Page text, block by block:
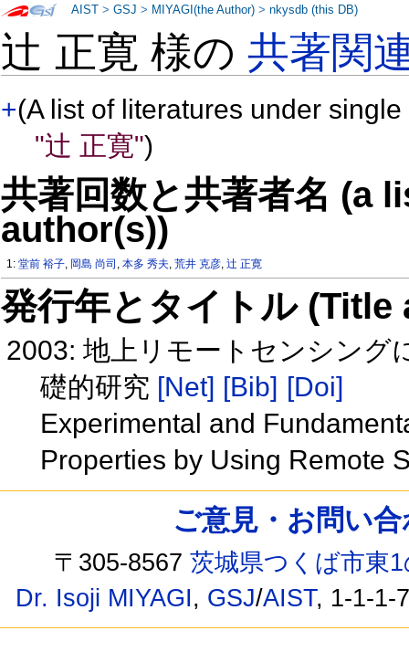
辻 正寛 様の共著関
+(A list of literatures under
"辻 正寛")
共著回数と共著者名 (a
author(s))
1:堂前 裕子, 岡島 尚司 ,本多 秀夫,荒井 克彦,辻 正寛
発行年とタイトル
2003: 地上リモートセンシング
礎的研究 [Net] [Bib] [Doi]
Experimental and
Properties by Using Remote
AIST >GSJ > MIYAGI(the Author) >nkysdb (this DB)
ご意見・お問い
〒305-8567茨城県つくば市東
Dr. Isoji MIYAGI, GSJ/AIST, 1-1-1-